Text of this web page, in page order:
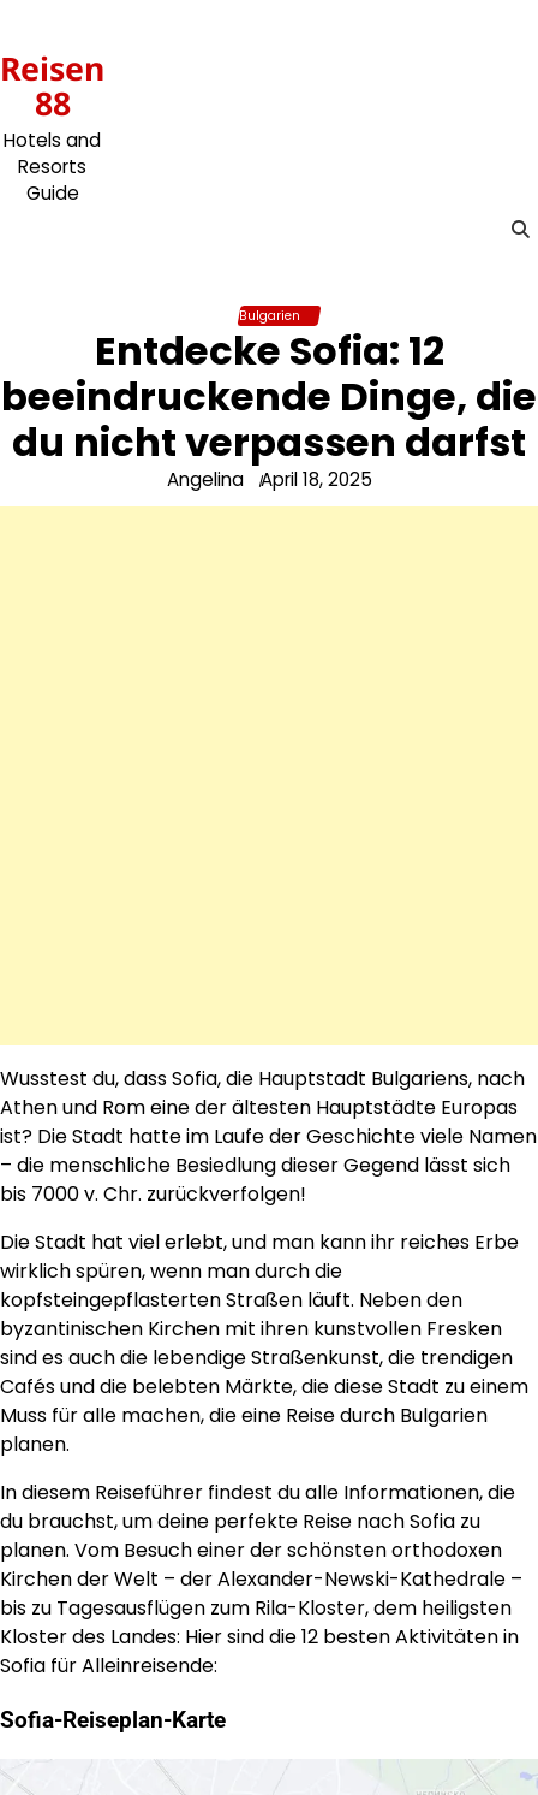
content
Reisen
88
Hotels and
Resorts
Guide
Bulgarien
Entdecke Sofia: 12
beeindruckende Dinge, die
du nicht verpassen darfst
Angelina April 18, 2025
Wusstest du, dass Sofia, die Hauptstadt Bulgariens, nach
Athen und Rom eine der ältesten Hauptstädte Europas
ist? Die Stadt hatte im Laufe der Geschichte viele Namen
– die menschliche Besiedlung dieser Gegend lässt sich
bis 7000 v. Chr. zurückverfolgen!
Die Stadt hat viel erlebt, und man kann ihr reiches Erbe
wirklich spüren, wenn man durch die
kopfsteingepflasterten Straßen läuft. Neben den
byzantinischen Kirchen mit ihren kunstvollen Fresken
sind es auch die lebendige Straßenkunst, die trendigen
Cafés und die belebten Märkte, die diese Stadt zu einem
Muss für alle machen, die eine Reise durch Bulgarien
planen.
In diesem Reiseführer findest du alle Informationen, die
du brauchst, um deine perfekte Reise nach Sofia zu
planen. Vom Besuch einer der schönsten orthodoxen
Kirchen der Welt – der Alexander-Newski-Kathedrale –
bis zu Tagesausflügen zum Rila-Kloster, dem heiligsten
Kloster des Landes: Hier sind die 12 besten Aktivitäten in
Sofia für Alleinreisende:
Sofia-Reiseplan-Karte